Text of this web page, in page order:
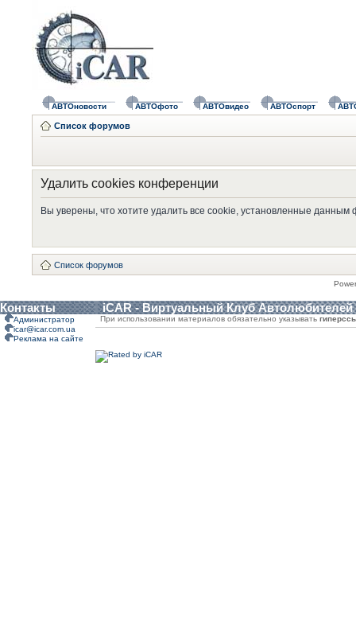
АВТОновости АВТОфото АВТОвидео АВТОспорт
Список форумов
Удалить cookies конференции
Вы уверены, что хотите удалить все cookie, установленные
Список форумов
Контакты iCAR - Виртуальный Клуб Автолюбителей
Администратор
icar@icar.com.ua
Реклама на сайте
При использовании материалов обязательно указывать